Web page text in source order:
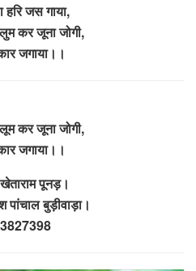
हरि जस गाया,
कर जूना जोगी,
जगाया।।
कर जूना जोगी,
जगाया।।
पूनड़।
बुड़ीवाड़ा।